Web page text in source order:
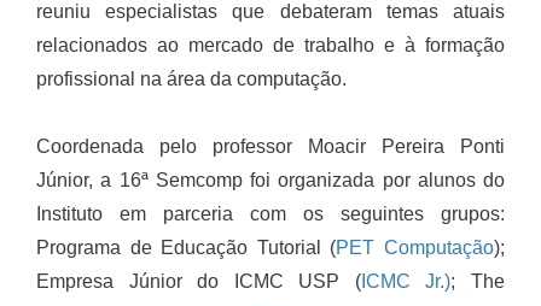
reuniu especialistas que debateram temas atuais
relacionados ao mercado de trabalho e à formação
profissional na área da computação.
Coordenada pelo professor Moacir Pereira Ponti
Júnior, a 16ª Semcomp foi organizada por alunos do
Instituto em parceria com os seguintes grupos:
Programa de Educação Tutorial (PET Computação);
Empresa Júnior do ICMC USP (ICMC Jr.); The